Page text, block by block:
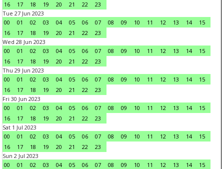
16
17 18 19 20 21 22
23
Tue 27 Jun 2023
00
01 02 03 04 05 06 07 08 09 10 11 12 13 14
15
16
17 18 19 20 21 22
23
Wed 28 Jun 2023
00
01 02 03 04 05 06 07 08 09 10 11 12 13 14
15
16
17 18 19 20 21 22
23
Thu 29 Jun 2023
00
01 02 03 04 05 06 07 08 09 10 11 12 13 14
15
16
17 18 19 20 21 22
23
Fri 30 Jun 2023
00
01 02 03 04 05 06 07 08 09 10 11 12 13 14
15
16
17 18 19 20 21 22
23
Sat 1 Jul 2023
00
01 02 03 04 05 06 07 08 09 10 11 12 13 14
15
16
17 18 19 20 21 22
23
Sun 2 Jul 2023
00
01 02 03 04 05 06 07 08 09 10 11 12 13 14
15